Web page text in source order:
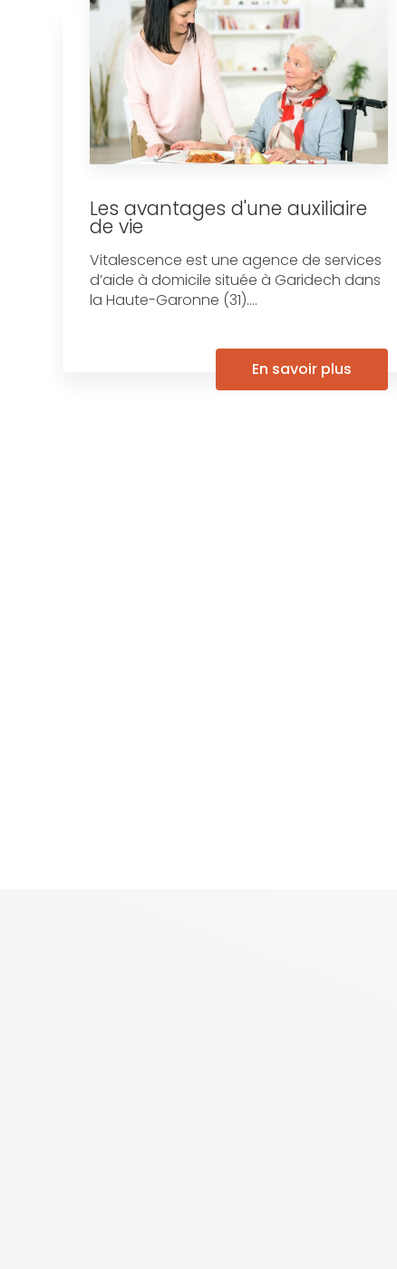
Les avantages d'une auxiliaire
de vie
Vitalescence est une agence de services
d’aide à domicile située à Garidech dans
la Haute-Garonne (31)....
En savoir plus